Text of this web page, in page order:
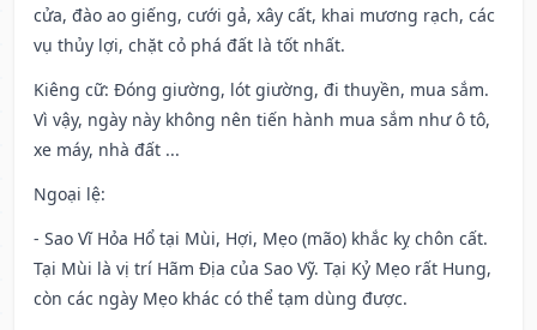
cửa, đào ao giếng, cưới gả, xây cất, khai mương rạch, các
vụ thủy lợi, chặt cỏ phá đất là tốt nhất.
Kiêng cữ: Đóng giường, lót giường, đi thuyền, mua sắm.
Vì vậy, ngày này không nên tiến hành mua sắm như ô tô,
xe máy, nhà đất ...
Ngoại lệ:
- Sao Vĩ Hỏa Hổ tại Mùi, Hợi, Mẹo (mão) khắc kỵ chôn cất.
Tại Mùi là vị trí Hãm Địa của Sao Vỹ. Tại Kỷ Mẹo rất Hung,
còn các ngày Mẹo khác có thể tạm dùng được.